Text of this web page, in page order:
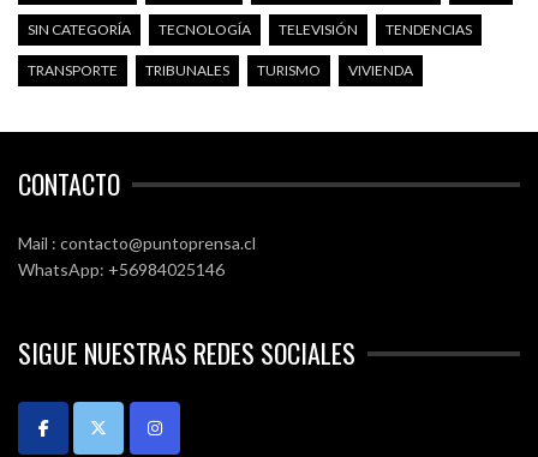
SIN CATEGORÍA TECNOLOGÍA TELEVISIÓN TENDENCIAS
TRANSPORTE TRIBUNALES TURISMO VIVIENDA
CONTACTO
Mail : contacto@puntoprensa.cl
WhatsApp: +56984025146
SIGUE NUESTRAS REDES SOCIALES